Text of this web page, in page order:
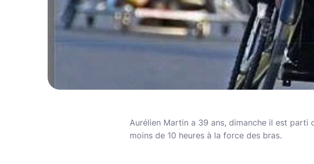
Aurélien Martin a 39 ans, dimanche il est
moins de 10 heures à la force des bras.